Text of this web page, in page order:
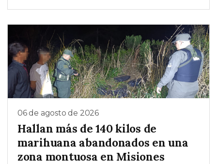
06 de agosto de 2026
Hallan más de 140 kilos de
marihuana abandonados en una
zona montuosa en Misiones